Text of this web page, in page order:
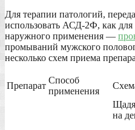
Для терапии патологий,
использовать АСД-2Ф, как для
наружного применения —
промываний мужского
несколько схем приема
Препарат
Способ
применения
на